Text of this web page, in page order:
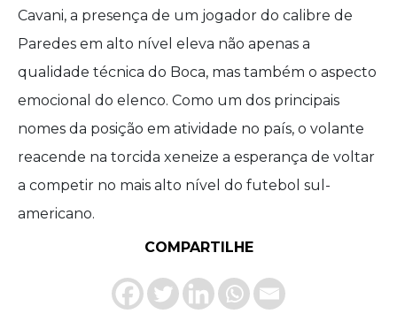
Cavani, a presença de um jogador do calibre de
Paredes em alto nível eleva não apenas a
qualidade técnica do Boca, mas também o aspecto
emocional do elenco. Como um dos principais
nomes da posição em atividade no país, o volante
reacende na torcida xeneize a esperança de voltar
a competir no mais alto nível do futebol sul-
americano.
COMPARTILHE